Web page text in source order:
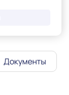
Документы